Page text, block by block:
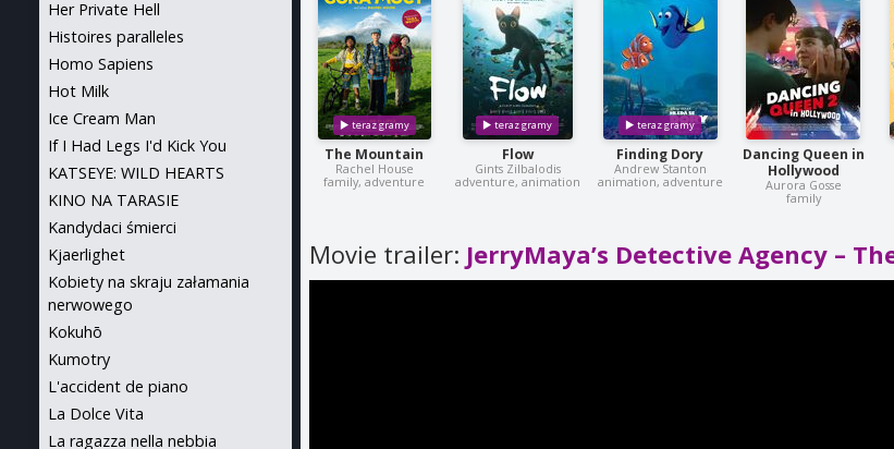
The Mountain
Rachel House
family, adventure
Flow
Gints Zilbalodis
adventure, animation
Finding Dory
Andrew Stanton
animation, adventure
Dancing Queen in
Hollywood
Aurora Gosse
family
Movie trailer: JerryMaya’s Detective Agency –
Her Private Hell
Histoires paralleles
Homo Sapiens
Hot Milk
Ice Cream Man
If I Had Legs I'd Kick You
KATSEYE: WILD HEARTS
KINO NA TARASIE
Kandydaci śmierci
Kjaerlighet
Kobiety na skraju załamania
nerwowego
Kokuhō
Kumotry
L'accident de piano
La Dolce Vita
La ragazza nella nebbia